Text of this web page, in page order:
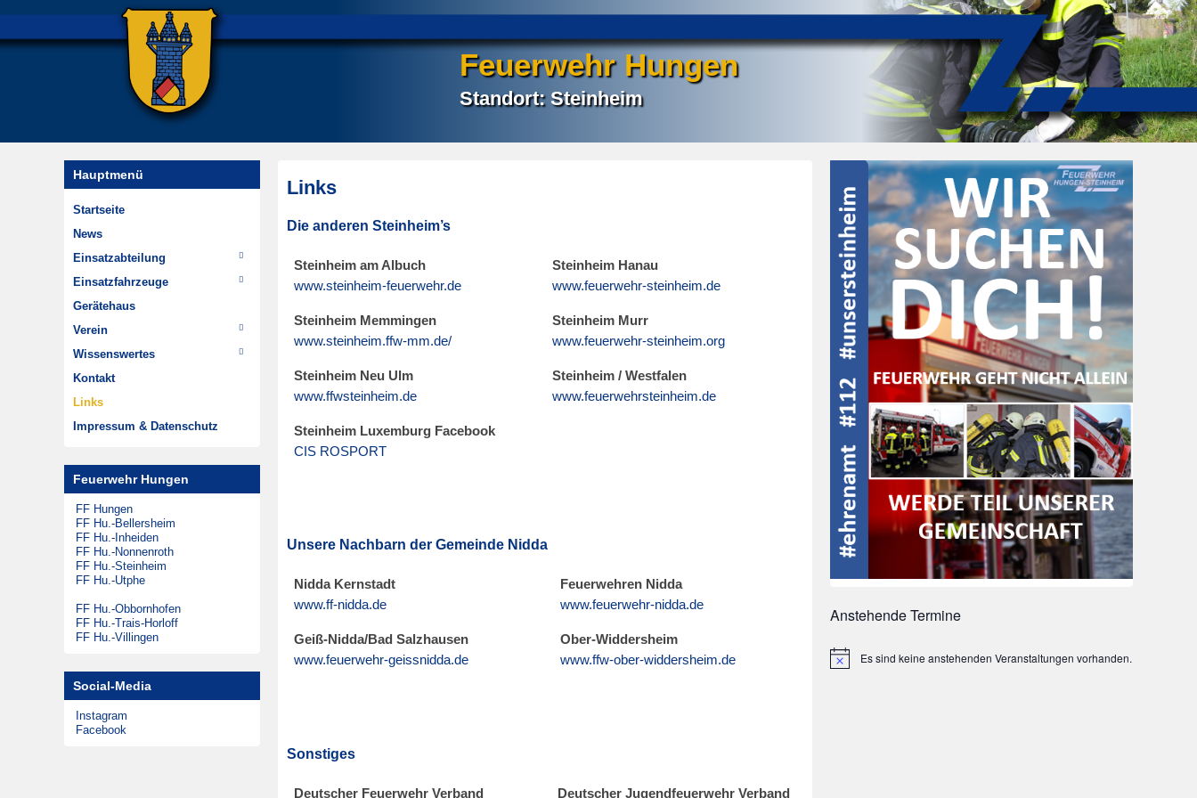
Feuerwehr Hungen
Standort: Steinheim
Links
E
a
t
2
Die anderen Steinheim’s
Steinheim am Albuch
www.steinheim-feuerwehr.de
Steinheim Hanau
www.feuerwehr-steinheim.de
Steinheim Memmingen
www.steinheim.ffw-mm.de/
Steinheim Murr
www.feuerwehr-steinheim.org
Steinheim Neu Ulm
www.ffwsteinheim.de
Steinheim / Westfalen
www.feuerwehrsteinheim.de
Steinheim Luxemburg Facebook
CIS ROSPORT
Unsere Nachbarn der Gemeinde Nidda
Nidda Kernstadt
www.ff-nidda.de
Feuerwehren Nidda
www.feuerwehr-nidda.de
Geiß-Nidda/Bad Salzhausen
www.feuerwehr-geissnidda.de
Ober-Widdersheim
www.ffw-ober-widdersheim.de
Sonstiges
Deutscher Feuerwehr Verband Deutscher Jugendfeuerwehr Verband
Anstehende Termine
HinweisEs sind keine anstehenden Veranstaltungen vorhanden.
Hauptmenü
Startseite
News
Einsatzabteilung
Einsätze
Wehrführung
Im Wandel der Zeit
Highlights
Dienstplan
Einsatzfahrzeuge
TSF-W
MTW
Gerätehaus
Verein
Chronik
Jugendfeuerwehr
Minifeuerwehr
Musikzug
Steinheimer Tag
Förderkreis
Wissenswertes
Hydrantenpläne erstellen
Über Steinheim
Zeitungsarchiv
Kontakt
Links
Impressum & Datenschutz
Feuerwehr Hungen
FF Hungen
FF Hu.-Bellersheim
FF Hu.-Inheiden
FF Hu.-Nonnenroth
FF Hu.-Steinheim
FF Hu.-Utphe
FF Hu.-Obbornhofen
FF Hu.-Trais-Horloff
FF Hu.-Villingen
Social-Media
Instagram
Facebook